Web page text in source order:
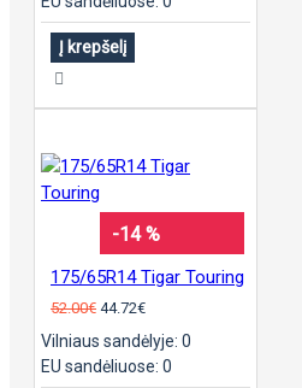
Į krepšelį
-14 %
175/65R14 Tigar Touring
52.00€ 44.72€
Vilniaus sandėlyje: 0
EU sandėliuose: 0